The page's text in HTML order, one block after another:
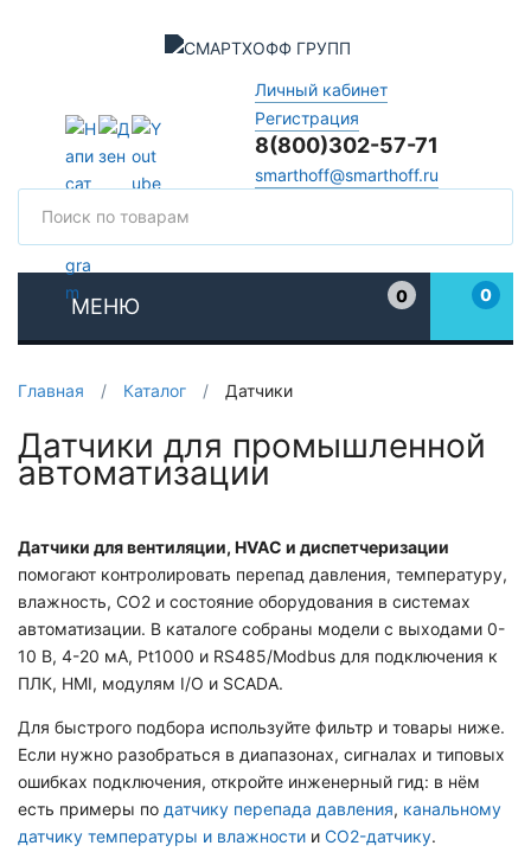
Личный кабинет
Регистрация
8(800)302-57-71
smarthoff@smarthoff.ru
МЕНЮ
0
0
Главная / Каталог / Датчики
Датчики для промышленной
автоматизации
Датчики для вентиляции, HVAC и диспетчеризации
помогают контролировать перепад давления, температуру,
влажность, CO2 и состояние оборудования в системах
автоматизации. В каталоге собраны модели с выходами 0-
10 В, 4-20 мА, Pt1000 и RS485/Modbus для подключения к
ПЛК, HMI, модулям I/O и SCADA.
Для быстрого подбора используйте фильтр и товары ниже.
Если нужно разобраться в диапазонах, сигналах и типовых
ошибках подключения, откройте инженерный гид: в нём
есть примеры по датчику перепада давления, канальному
датчику температуры и влажности и CO2-датчику.